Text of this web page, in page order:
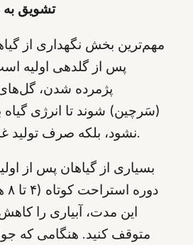
تشویق
مهم‌ترین بخش نگهداری از
پس از گلدهی اولیه
پژمرده شدن،
(سَرچین) شوند تا انرژی گیاه
نشود، بلکه صرف تولید غنچه‌های جدید شود.
بسیاری از گیاهان پس از
این مدت، آبیاری را
متوقف کنید. هنگامی که